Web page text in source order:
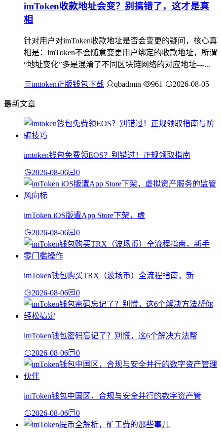
imToken收款地址会变？别搞错了，这才是真
相
针对用户对imToken收款地址是否会变更的疑问，核心真
相是：imToken不会随意变更用户绑定的收款地址，所谓
“地址变化”多是混淆了不同区块链网络的对应地址—...
imtoken正版钱包下载 qbadmin 961 2026-08-05
最新文章
imtoken钱包免费领EOS？别错过！正规领取指南
2026-08-06 0
imToken iOS版遭App Store下架，虚
2026-08-06 0
imToken钱包购买TRX（波场币）全流程指南，新
2026-08-06 0
imToken钱包密码忘记了？别慌，这6个解决方法帮
2026-08-06 0
imToken钱包中国区，合规与安全并行的数字资产管
2026-08-06 0